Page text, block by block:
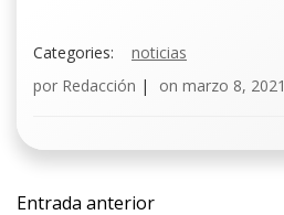
Categories:
noticias
por Redacción | on marzo 8, 2021
Navegación
Entrada anterior